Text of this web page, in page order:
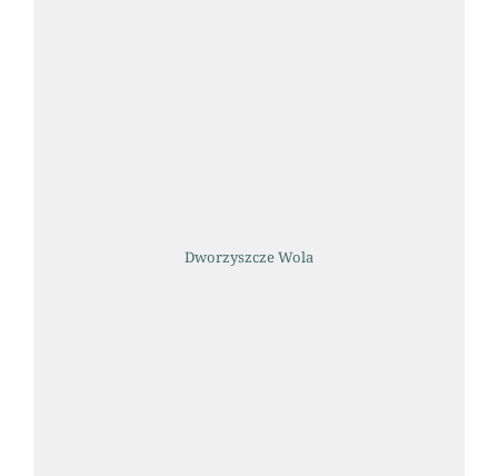
Dworzyszcze Wola